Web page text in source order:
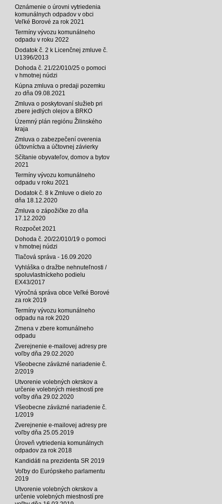
Oznámenie o úrovni vytriedenia
komunálnych odpadov v obci
Veľké Borové za rok 2021
Termíny vývozu komunálneho
odpadu v roku 2022
Dodatok č. 2 k Licenčnej zmluve č.
U1396/2013
Dohoda č. 21/22/010/25 o pomoci
v hmotnej núdzi
Kúpna zmluva o predaji pozemku
zo dňa 09.08.2021
Zmluva o poskytovaní služieb pri
zbere jedlých olejov a BRKO
Územný plán regiónu Žilinského
kraja
Zmluva o zabezpečení overenia
účtovníctva a účtovnej závierky
Sčítanie obyvateľov, domov a bytov
2021
Termíny vývozu komunálneho
odpadu v roku 2021
Dodatok č. 8 k Zmluve o dielo zo
dňa 18.12.2020
Zmluva o zápožičke zo dňa
17.12.2020
Rozpočet 2021
Dohoda č. 20/22/010/19 o pomoci
v hmotnej núdzi
Tlačová správa - 16.09.2020
Vyhláška o dražbe nehnuteľnosti /
spoluvlastníckeho podielu
EX43/2017
Výročná správa obce Veľké Borové
za rok 2019
Termíny vývozu komunálneho
odpadu na rok 2020
Zmena v zbere komunálneho
odpadu
Zverejnenie e-mailovej adresy pre
voľby dňa 29.02.2020
Všeobecne záväzné nariadenie č.
2/2019
Utvorenie volebných okrskov a
určenie volebných miestností pre
voľby dňa 29.02.2020
Všeobecne záväzné nariadenie č.
1/2019
Zverejnenie e-mailovej adresy pre
voľby dňa 25.05.2019
Úroveň vytriedenia komunálnych
odpadov za rok 2018
Kandidáti na prezidenta SR 2019
Voľby do Európskeho parlamentu
2019
Utvorenie volebných okrskov a
určenie volebných miestností pre